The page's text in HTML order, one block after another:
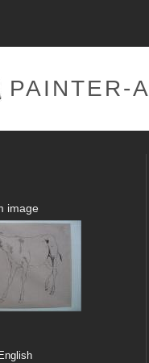
PAINTER-
image
English